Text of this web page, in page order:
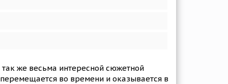
же весьма интересной сюжетной
во времени и оказывается в